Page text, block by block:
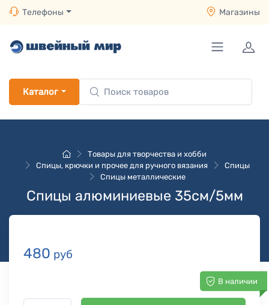
Телефоны Магазины
Каталог
Товары для творчества и хобби
Спицы, крючки и прочее для ручного вязания
Спицы
Спицы металлические
Спицы алюминиевые 35см/5мм
480 руб
В наличии